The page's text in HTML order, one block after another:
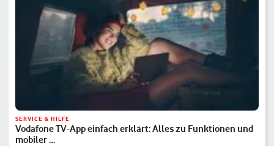
SERVICE & HILFE
Vodafone TV-App einfach erklärt: Alles zu Funktionen und
mobiler …